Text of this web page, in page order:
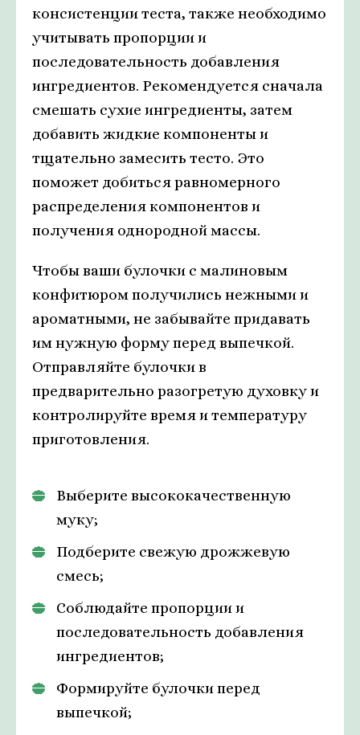
консистенции теста, также необходимо
учитывать пропорции и
последовательность добавления
ингредиентов. Рекомендуется сначала
смешать сухие ингредиенты, затем
добавить жидкие компоненты и
тщательно замесить тесто. Это
поможет добиться равномерного
распределения компонентов и
получения однородной массы.
Чтобы ваши булочки с малиновым
конфитюром получились нежными и
ароматными, не забывайте придавать
им нужную форму перед выпечкой.
Отправляйте булочки в
предварительно разогретую духовку и
контролируйте время и температуру
приготовления.
Выберите высококачественную
муку;
Подберите свежую дрожжевую
смесь;
Соблюдайте пропорции и
последовательность добавления
ингредиентов;
Формируйте булочки перед
выпечкой;